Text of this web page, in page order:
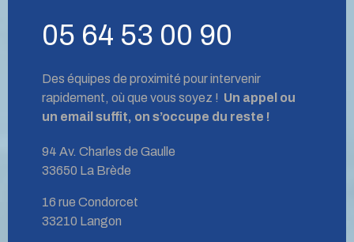
05 64 53 00 90
Des équipes de proximité pour intervenir
rapidement, où que vous soyez ! Un appel ou
un email suffit, on s’occupe du reste !
94 Av. Charles de Gaulle
33650 La Brède
16 rue Condorcet
33210 Langon